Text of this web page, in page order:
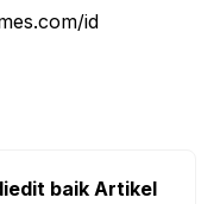
id
baik Artikel